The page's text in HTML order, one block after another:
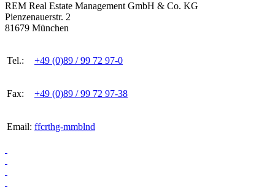
REM Real Estate Management GmbH & Co. KG
Pienzenauerstr. 2
81679 München
Tel.: +49 (0)89 / 99 72 97-0
Fax: +49 (0)89 / 99 72 97-38
Email: ffcrthg-mmblnd